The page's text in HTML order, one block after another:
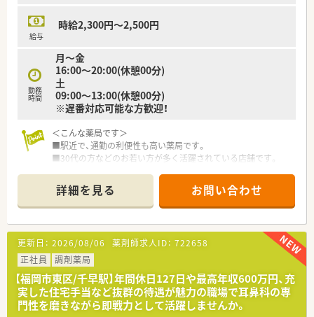
給与
時給2,300円～2,500円
勤務
時間
月～金
16:00～20:00(休憩00分)
土
09:00～13:00(休憩00分)
※遅番対応可能な方歓迎！
＜こんな薬局です＞
■駅近で、通勤の利便性も高い薬局です。
■30代の方などのお若い方が多く活躍されている店舗です。
■比較的スピードが求められる店舗です。
。
＜こんな会社です＞
■福岡県ほか全国に約100店舗（関連会社店舗含む）展開中のチ
ェーン薬局で地域に密着した調剤専門のチェーン店として発展
している会社です。
■新規開局のほか、M&Aも行っており、毎年着実に店舗数を伸ば
しています。
■調剤薬局、医薬品販売、介護用品販売・リースなど幅広く事業を
行っています。
詳細を見る お問い合わせ
更新日： 2026/08/06 薬剤師求人ID： 722658
正社員
調剤薬局
【福岡市東区/千早駅】年間休日127日や最高年収600万円、充
実した住宅手当など抜群の待遇が魅力の職場で耳鼻科の専
門性を磨きながら即戦力として活躍しませんか。